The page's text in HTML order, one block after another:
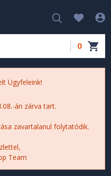
0
Ügyfeleink!
án zárva tart.
zavartalanul folytatódik.
Team